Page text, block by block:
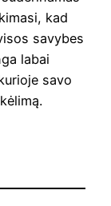
kad
savybes
labai
savo